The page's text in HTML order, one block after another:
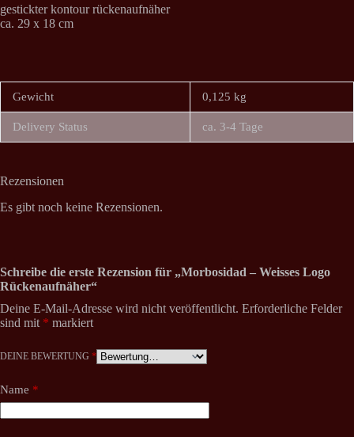
gestickter kontour rückenaufnäher
ca. 29 x 18 cm
Gewicht 0,125 kg
Delivery Status ca. 3-4 Tage
Rezensionen
Es gibt noch keine Rezensionen.
Schreibe die erste Rezension für „Morbosidad – Weisses Logo
Rückenaufnäher“
Deine E-Mail-Adresse wird nicht veröffentlicht. Erforderliche Felder
sind mit * markiert
DEINE BEWERTUNG *
Name *